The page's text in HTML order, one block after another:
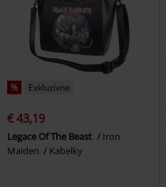
% Exkluzívne
€ 43,19
Legace Of The Beast
Iron
Maiden
Kabelky